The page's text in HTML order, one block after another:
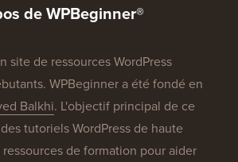
de WPBeginner®
site de ressources WordPress
WPBeginner a été fondé en
Balkhi. L'objectif principal de ce
tutoriels WordPress de haute
de formation pour aider